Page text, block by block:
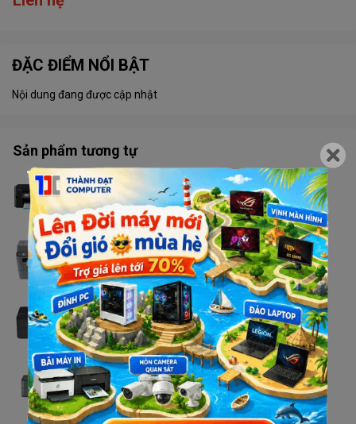
ĐẶC ĐIỂM NỔI BẬT
Nội dung đang được cập nhật
Sản phẩm tương tự
Máy in Brother MFC - T920DW
Liên hệ
Máy in Brother MFC - 2701DW
Liên hệ
Máy in Brother HL - L2366DW
Liên hệ
Máy in Brother HL - L2321D
Liên hệ